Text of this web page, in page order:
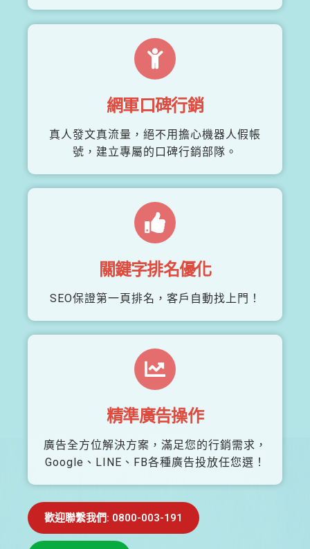
網軍口碑行銷
真人發文真流量，絕不用擔心機器人假帳
號，建立專屬的口碑行銷部隊。
關鍵字排名優化
SEO保證第一頁排名，客戶自動找上門！
精準廣告操作
廣告全方位解決方案，滿足您的行銷需求，
Google、LINE、FB各種廣告投放任您選！
歡迎聯繫我們: 0800-003-191